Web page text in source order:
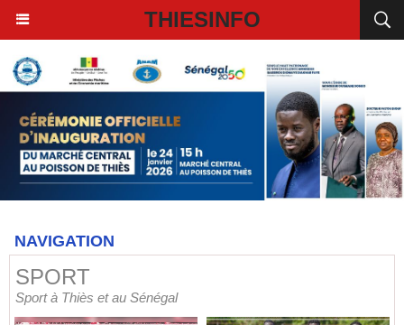
THIESINFO
NAVIGATION
SPORT
Sport à Thiès et au Sénégal